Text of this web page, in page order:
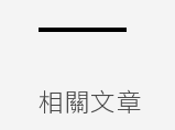
相關文章